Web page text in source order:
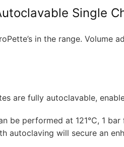
Single
in the range. Volume
are fully autoclavable,
be performed at 121°C, 1
autoclaving will secure an